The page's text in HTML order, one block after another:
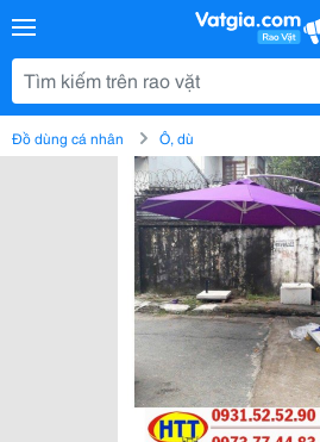
Đồ dùng cá nhân Ô, dù